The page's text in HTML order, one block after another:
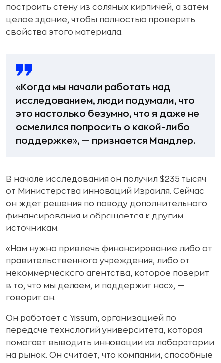
построить стену из соляных кирпичей, а затем
целое здание, чтобы полностью проверить
свойства этого материала.
«Когда мы начали работать над
исследованием, люди подумали, что
это настолько безумно, что я даже не
осмелился попросить о какой-либо
поддержке», — признается Мандлер.
В начале исследования он получил $235 тысяч
от Министерства инноваций Израиля. Сейчас
он ждет решения по поводу дополнительного
финансирования и обращается к другим
источникам.
«Нам нужно привлечь финансирование либо от
правительственного учреждения, либо от
некоммерческого агентства, которое поверит
в то, что мы делаем, и поддержит нас», —
говорит он.
Он работает с Yissum, организацией по
передаче технологий университета, которая
помогает выводить инновации из лаборатории
на рынок. Он считает, что компании, способные